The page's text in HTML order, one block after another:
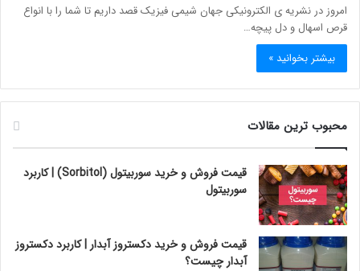
امروز در نشریه ی الکترونیکی جهان شیمی فیزیک قصد داریم تا شما را با انواع
قرص اسهال و دل پیچه…
بیشتر بخوانید »
محبوب ترین مقالات
قیمت فروش و خرید سوربیتول (Sorbitol) | کاربرد
سوربیتول
قیمت فروش و خرید دکستروز آبدار | کاربرد دکستروز
آبدار چیست؟